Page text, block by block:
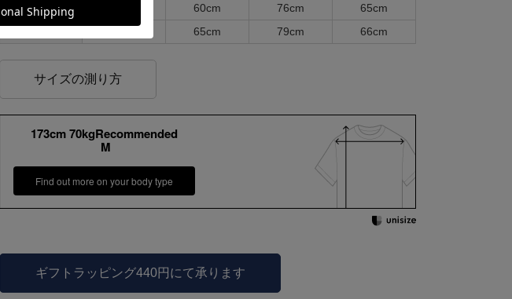
XL
60cm 76cm
65cm
65cm 79cm 66cm
サイズの測り方
173cm 70kgRecommended
M
Find out more on your body type
ギフトラッピング440円にて承ります